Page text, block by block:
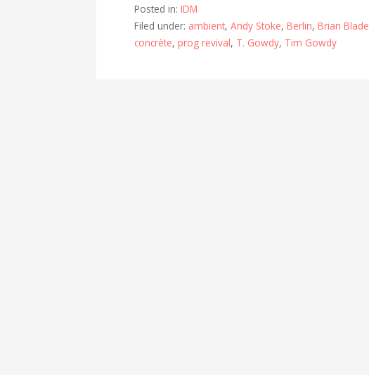
Posted in:IDM
Filed under: ambient,Andy Stoke,Berlin,Brian Blade
concrète,prog revival, T. Gowdy, Tim Gowdy